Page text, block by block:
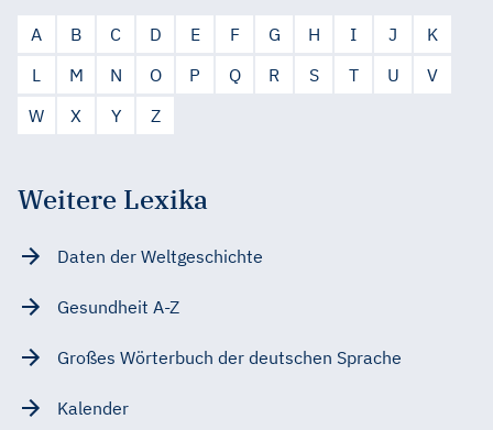
A B C D E F G H I J
K
L
M N O P Q R S T U
V
W
X Y Z
Weitere Lexika
Daten der Weltgeschichte
Gesundheit A-Z
Großes Wörterbuch der deutschen Sprache
Kalender